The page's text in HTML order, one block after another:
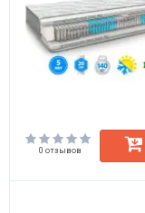
0 отзывов